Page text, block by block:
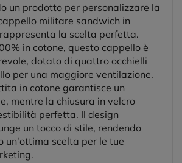
un prodotto per personalizzare la
militare sandwich in
la scelta perfetta.
in cotone, questo cappello è
dotato di quattro occhielli
per una maggiore ventilazione.
in cotone garantisce un
mentre la chiusura in velcro
perfetta. Il design
un tocco di stile, rendendo
un'ottima scelta per le tue